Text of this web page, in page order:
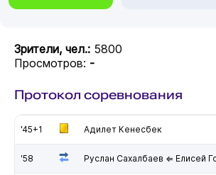
Зрители, чел.: 5800
Просмотров: -
Протокол соревнования
'45+1 Адилет Кенесбек
'58 Руслан Сахалбаев ⇐ Елисей